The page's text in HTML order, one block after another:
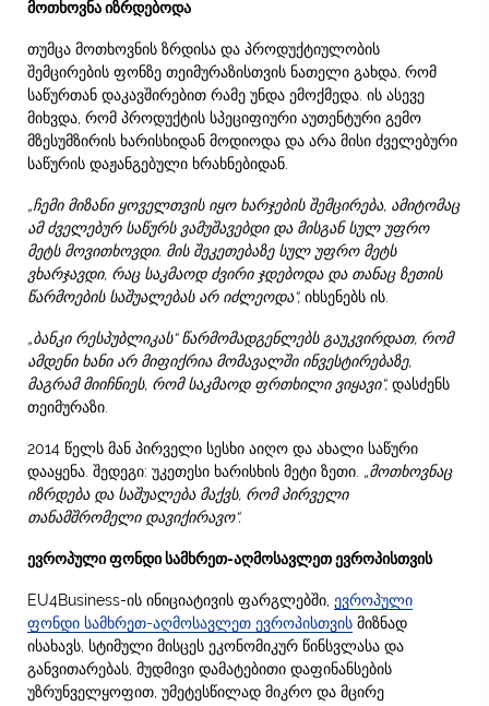
მოთხოვნა იზრდებოდა
თუმცა მოთხოვნის ზრდისა და პროდუქტიულობის
შემცირების ფონზე თეიმურაზისთვის ნათელი გახდა, რომ
საწურთან დაკავშირებით რამე უნდა ემოქმედა. ის ასევე
მიხვდა, რომ პროდუქტის სპეციფიური აუთენტური გემო
მზესუმზირის ხარისხიდან მოდიოდა და არა მისი ძველებური
საწურის დაჟანგებული ხრახნებიდან.
„ჩემი მიზანი ყოველთვის იყო ხარჯების შემცირება, ამიტომაც
ამ ძველებურ საწურს ვამუშავებდი და მისგან სულ უფრო
მეტს მოვითხოვდი. მის შეკეთებაზე სულ უფრო მეტს
ვხარჯავდი, რაც საკმაოდ ძვირი ჯდებოდა და თანაც ზეთის
წარმოების საშუალებას არ იძლეოდა“, იხსენებს ის.
„ბანკი რესპუბლიკას“ წარმომადგენლებს გაუკვირდათ, რომ
ამდენი ხანი არ მიფიქრია მომავალში ინვესტირებაზე,
მაგრამ მიიჩნიეს, რომ საკმაოდ ფრთხილი ვიყავი“, დასძენს
თეიმურაზი.
2014 წელს მან პირველი სესხი აიღო და ახალი საწური
დააყენა. შედეგი: უკეთესი ხარისხის მეტი ზეთი. „მოთხოვნაც
იზრდება და საშუალება მაქვს, რომ პირველი
თანამშრომელი დავიქირავო“.
ევროპული ფონდი სამხრეთ-აღმოსავლეთ ევროპისთვის
EU4Business-ის ინიციატივის ფარგლებში, ევროპული
ფონდი სამხრეთ-აღმოსავლეთ ევროპისთვის მიზნად
ისახავს, სტიმული მისცეს ეკონომიკურ წინსვლასა და
განვითარებას, მუდმივი დამატებითი დაფინანსების
უზრუნველყოფით, უმეტესწილად მიკრო და მცირე